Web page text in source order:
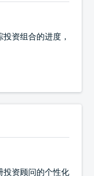
资组合的进度，
投资顾问的个性化